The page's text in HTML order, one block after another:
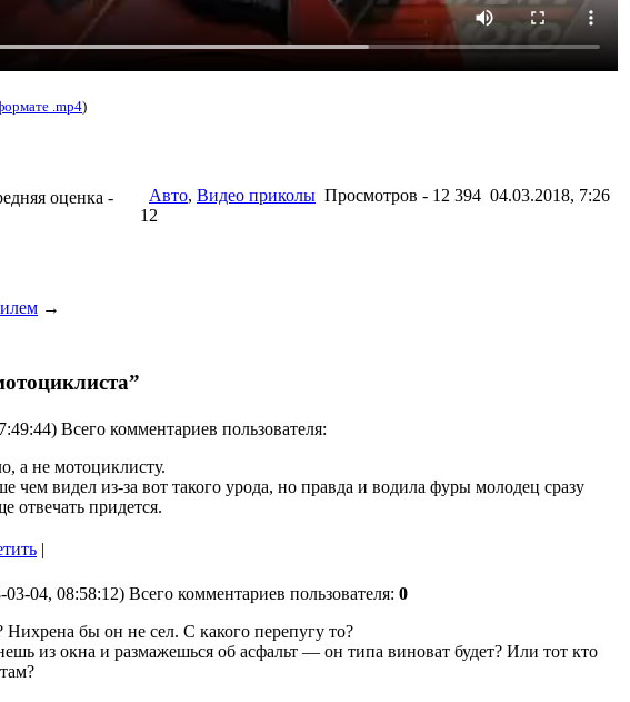
.mp4)
оценка -
Авто, Видео приколы Просмотров - 12 394 04.03.2018, 7:26
12
→
Всего комментариев пользователя:
а не мотоциклисту.
чем видел из-за вот такого урода, но правда и водила фуры молодец сразу
отвечать придется.
|
03-04, 08:58:12) Всего комментариев пользователя: 0
Нихрена бы он не сел. С какого перепугу то?
из окна и размажешься об асфальт — он типа виноват будет? Или тот кто